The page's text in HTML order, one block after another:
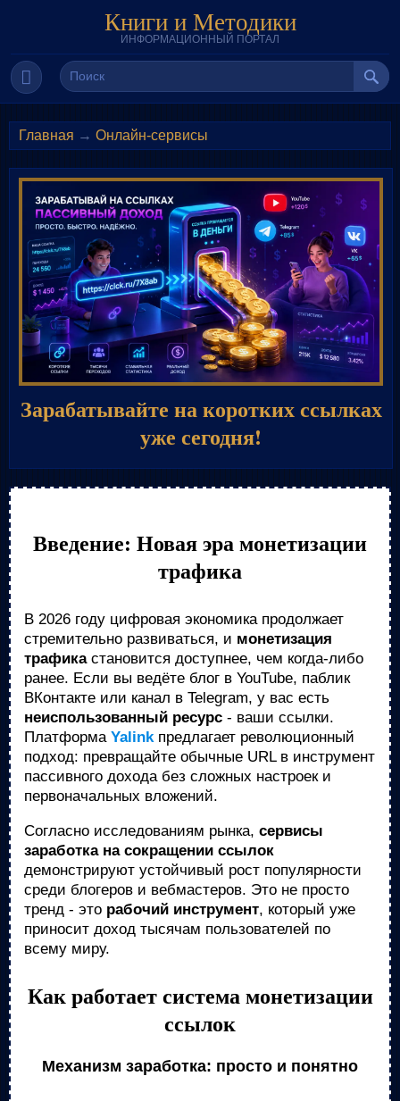
Книги и Методики
ИНФОРМАЦИОННЫЙ ПОРТАЛ
Главная → Онлайн-сервисы
Зарабатывайте на коротких ссылках
уже сегодня!
Введение: Новая эра монетизации
трафика
В 2026 году цифровая экономика продолжает
стремительно развиваться, и монетизация
трафикастановится доступнее, чем когда-либо
ранее. Если вы ведёте блог в YouTube, паблик
ВКонтакте или канал в Telegram, у вас есть
неиспользованный ресурс - ваши ссылки.
Платформа Yalinkпредлагает революционный
подход: превращайте обычные URL в инструмент
пассивного дохода без сложных настроек и
первоначальных вложений.
Согласно исследованиям рынка, сервисы
заработка на сокращении ссылок
демонстрируют устойчивый рост популярности
среди блогеров и вебмастеров. Это не просто
тренд - это рабочий инструмент, который уже
приносит доход тысячам пользователей по
всему миру.
Как работает система монетизации
ссылок
Механизм заработка: просто и понятно